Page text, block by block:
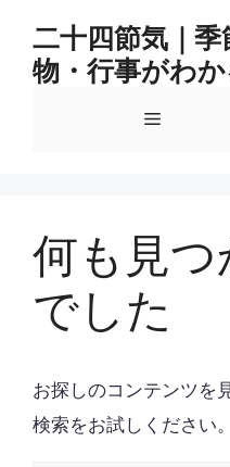
二十四節気｜
物・行事がわか
メ
ュ
ー
何も見
でした
お探しのコンテンツを
検索をお試しください。